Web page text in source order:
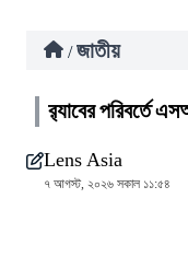
/ জাতীয়
র‍্যাবের পরিবর্তে
Lens Asia
৭ আগস্ট, ২০২৬ সকাল ১১:৫৪